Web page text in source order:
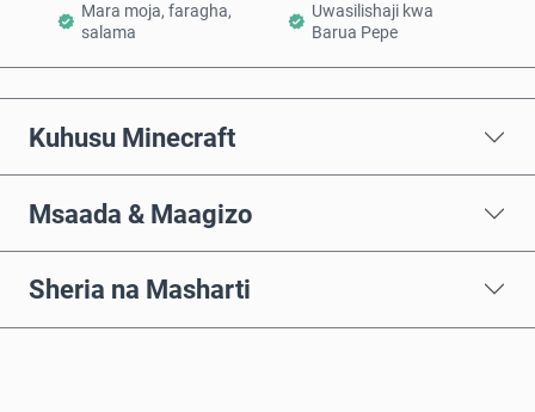
Mara moja, faragha,
salama
Uwasilishaji kwa
Barua Pepe
Kuhusu Minecraft
Msaada & Maagizo
Sheria na Masharti